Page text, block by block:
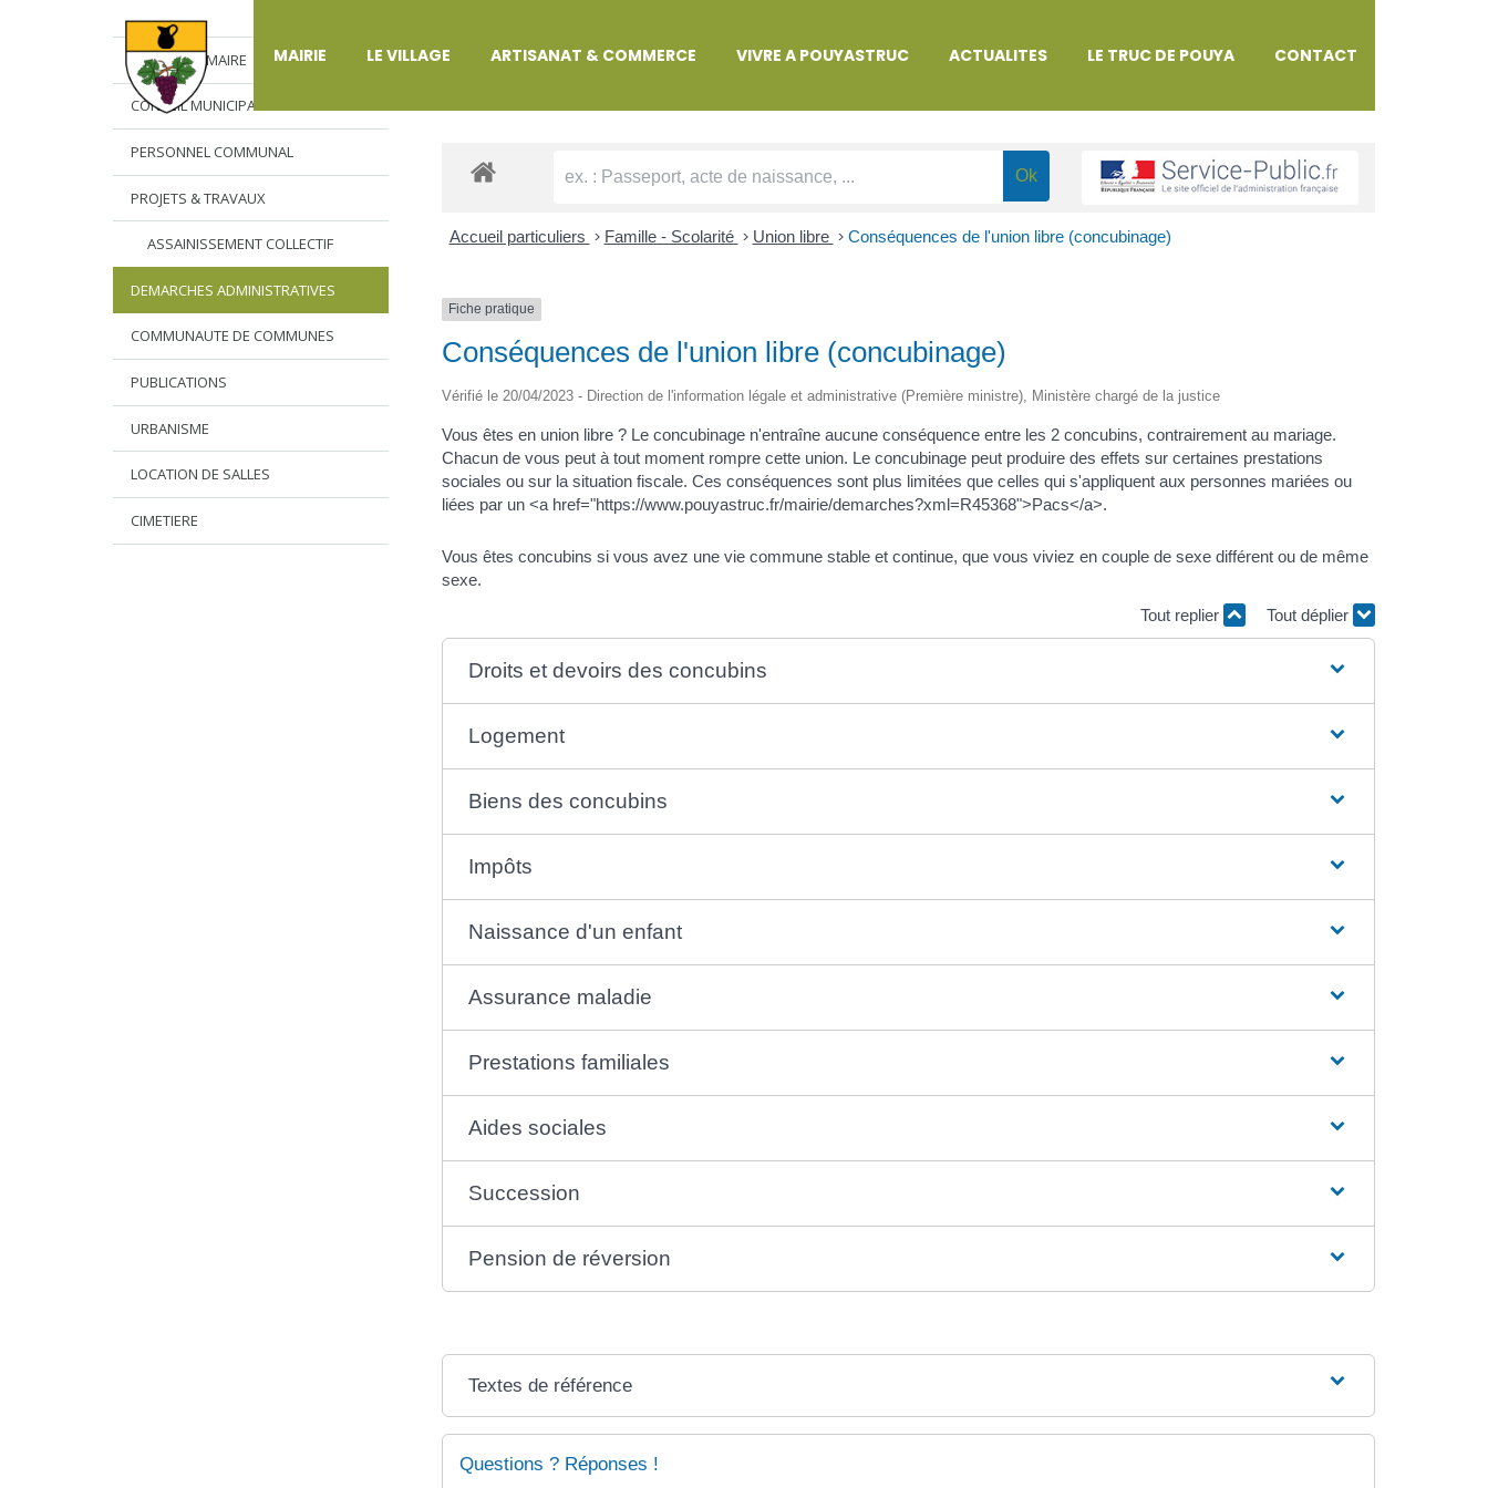
MAIRIE LE VILLAGE ARTISANAT & COMMERCE VIVRE A POUYASTRUC ACTUALITES LE TRUC DE POUYA CONTACT
L’EDITO DU MAIRE
CONSEIL MUNICIPAL
PERSONNEL COMMUNAL
PROJETS & TRAVAUX
ASSAINISSEMENT COLLECTIF
DEMARCHES ADMINISTRATIVES
COMMUNAUTE DE COMMUNES
PUBLICATIONS
URBANISME
LOCATION DE SALLES
CIMETIERE
DÉMARCHES ADMINISTRATIVES
Accueil particuliers > Famille - Scolarité > Union libre > Conséquences de l'union libre (concubinage)
Fiche pratique
Conséquences de l'union libre (concubinage)
Vérifié le 20/04/2023 - Direction de l'information légale et administrative (Première ministre), Ministère chargé de la justice
Vous êtes en union libre ? Le concubinage n'entraîne aucune conséquence entre les 2 concubins, contrairement au mariage.
Chacun de vous peut à tout moment rompre cette union. Le concubinage peut produire des effets sur certaines prestations
sociales ou sur la situation fiscale. Ces conséquences sont plus limitées que celles qui s'appliquent aux personnes mariées ou
liées par un <a href="https://www.pouyastruc.fr/mairie/demarches?xml=R45368">Pacs</a>.
Vous êtes concubins si vous avez une vie commune stable et continue, que vous viviez en couple de sexe différent ou de même
sexe.
Tout replier
Tout déplier
Droits et devoirs des concubins
Logement
Biens des concubins
Impôts
Naissance d'un enfant
Assurance maladie
Prestations familiales
Aides sociales
Succession
Pension de réversion
Textes de référence
Questions ? Réponses !